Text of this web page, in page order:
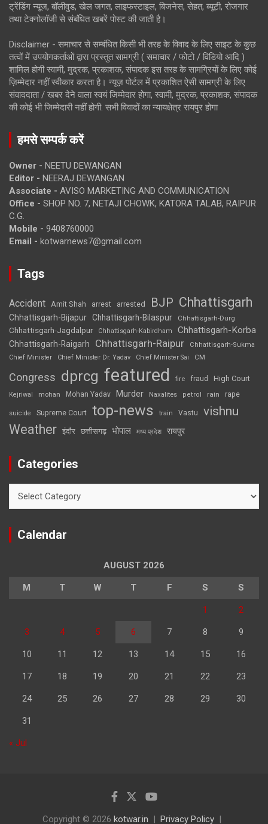
ट्रेंडिंग न्यूज, बॉलीवुड, खेल जगत, लाइफस्टाइल, बिजनेस, सेहत, ब्यूटी, रोजगार
तथा टेक्नोलॉजी से संबंधित खबरें पोस्ट की जाती है।
Disclaimer - समाचार से सम्बंधित किसी भी तरह के विवाद के लिए साइट के कुछ
तत्वों में उपयोगकर्ताओं द्वारा प्रस्तुत सामग्री ( समाचार / फोटो / विडियो आदि )
शामिल होगी स्वामी, मुद्रक, प्रकाशक, संपादक इस तरह के सामग्रियों के लिए कोई
ज़िम्मेदार नहीं स्वीकार करता है। न्यूज़ पोर्टल में प्रकाशित ऐसी सामग्री के लिए
संवाददाता / खबर देने वाला स्वयं जिम्मेदार होगा, स्वामी, मुद्रक, प्रकाशक, संपादक
की कोई भी जिम्मेदारी नहीं होगी. सभी विवादों का न्यायक्षेत्र रायपुर होगा
हमसे सम्पर्क करें
Owner - NEETU DEWANGAN
Editor - NEERAJ DEWANGAN
Associate - AVISO MARKETING AND COMMUNICATION
Office - SHOP NO. 7, NETAJI CHOWK, KATORA TALAB, RAIPUR
C.G.
Mobile - 9408760000
Email - kotwarnews7@gmail.com
Tags
Accident Amit Shah arrest arrested BJP Chhattisgarh
Chhattisgarh-Bijapur Chhattisgarh-Bilaspur Chhattisgarh-Durg
Chhattisgarh-Jagdalpur Chhattisgarh-Kabirdham Chhattisgarh-Korba
Chhattisgarh-Raigarh Chhattisgarh-Raipur
Chhattisgarh-Sukma
Chief Minister
Chief Minister Dr. Yadav Chief Minister Sai CM
Congress dprcg featured fire fraud High Court
Kejriwal mohan Mohan Yadav Murder Naxalites petrol rain rape
suicide Supreme Court top-news train Vastu vishnu
Weather इंदौर छत्तीसगढ़ भोपाल मध्य प्रदेश रायपुर
Categories
Calendar
AUGUST 2026
M T W T F S S
1 2
3 4 5 6 7 8 9
10 11 12 13 14 15 16
17 18 19 20 21 22 23
24 25 26 27 28 29 30
31
« Jul
Copyright © 2026 kotwar.in Privacy Policy